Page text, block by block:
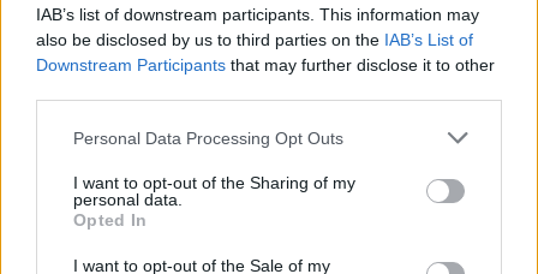
IAB’s list of downstream participants. This information may
also be disclosed by us to third parties on the IAB’s List of
Downstream Participants that may further disclose it to other
Please note that this website/app uses one or more Google
not limited to your visit or usage behaviour. You may click to
grant or deny consent to Google and its third-party tags to
use your data for below specified purposes in below Google
consent section.
Personal Data Processing Opt Outs
I want to opt-out of the Sharing of my
personal data.
Opted In
I want to opt-out of the Sale of my
A vörös térkép
Ablonczy Balázs
Száz év után
Bödők Gergely
A spanyolnátha